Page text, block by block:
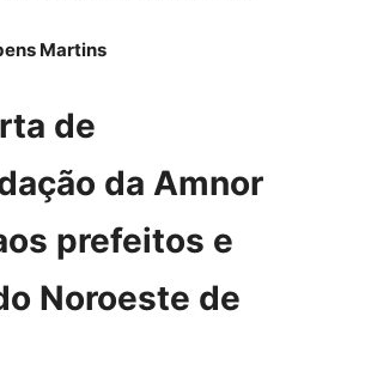
Martins
de
da Amnor
prefeitos e
Noroeste de